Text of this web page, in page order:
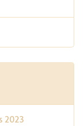
2023